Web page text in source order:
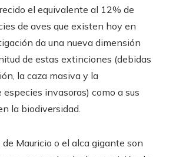
el equivalente al 12% de
de aves que existen hoy en
da una nueva dimensión
de estas extinciones (debidas
la caza masiva y la
especies invasoras) como a sus
la biodiversidad.
de Mauricio o el alca gigante son